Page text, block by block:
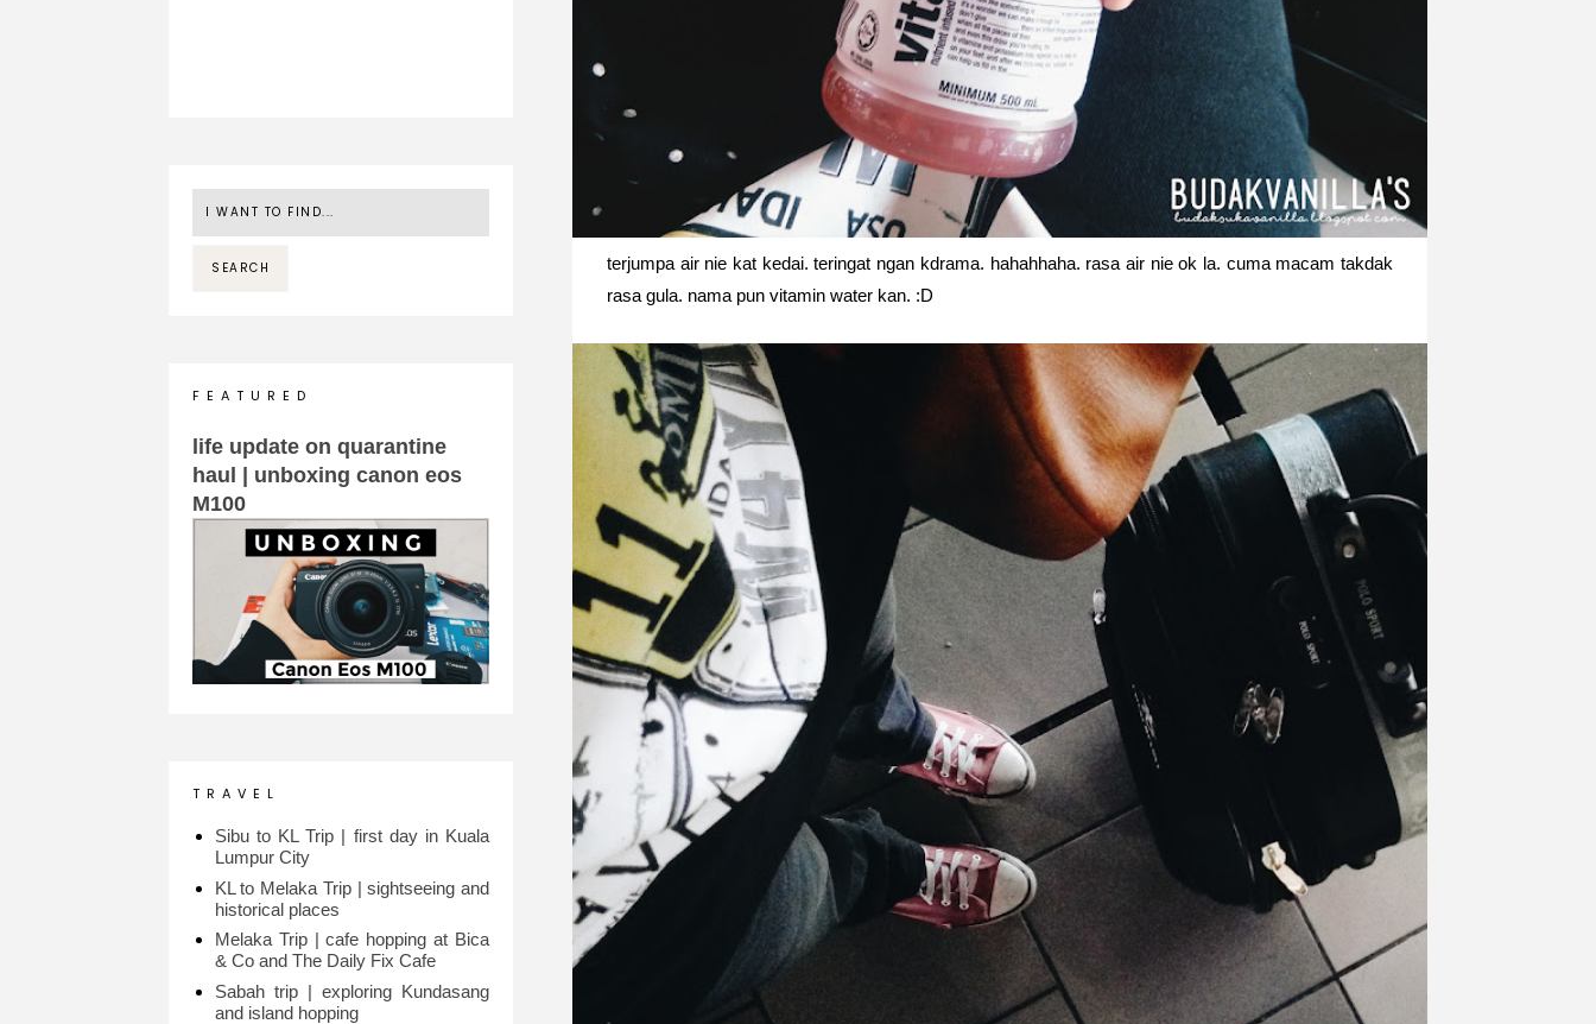
terjumpa air nie kat kedai. teringat ngan kdrama. hahahhaha. rasa air nie ok la. cuma macam takdak
rasa gula. nama pun vitamin water kan. :D
F E A T U R E D
life update on quarantine
haul | unboxing canon eos
M100
T R A V E L
Sibu to KL Trip | first day in Kuala
Lumpur City
KL to Melaka Trip | sightseeing and
historical places
Melaka Trip | cafe hopping at Bica
& Co and The Daily Fix Cafe
Sabah trip | exploring Kundasang
and island hopping